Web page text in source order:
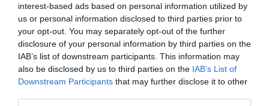
interest-based ads based on personal information utilized by
us or personal information disclosed to third parties prior to
your opt-out. You may separately opt-out of the further
disclosure of your personal information by third parties on the
IAB’s list of downstream participants. This information may
also be disclosed by us to third parties on the IAB’s List of
Downstream Participants that may further disclose it to other
08.08.2026 | 09:02
«Η απόλυτη τραγωδία»: Η «αιχμηρή» ανάρτηση